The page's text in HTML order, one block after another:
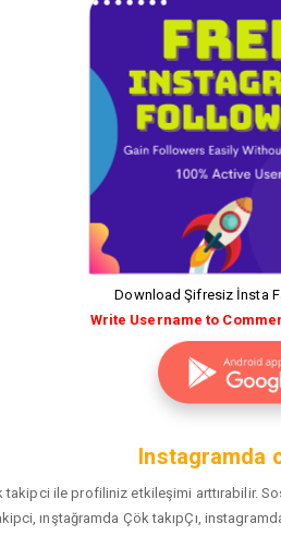
Download Şifresiz İnsta
Write Username to
Instagramda
ile profiliniz etkileşimi arttırabilir.
ınştağramda Çök takıpÇı,